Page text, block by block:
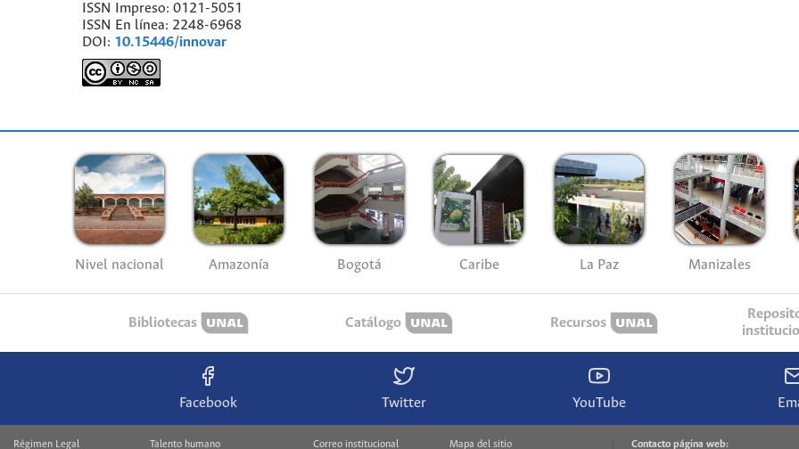
ISSN Impreso: 0121-5051
ISSN En línea: 2248-6968
DOI: 10.15446/innovar
Nivel nacional Amazonía Bogotá Caribe La Paz Manizales
Bibliotecas Catálogo Recursos
Facebook Twitter YouTube
Régimen Legal Talento humano Correo institucional Mapa del sitio Contacto página web: